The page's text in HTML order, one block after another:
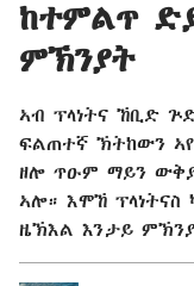
ከተምልጥ
ምኽንያት
ኣብ ፕላነትና ኸቢድ
ፍልጠተኛ ኽትከውን
ዘሎ ጥዑም ማይን
ኣሎ። እሞኸ
ዜኽእል እንታይ